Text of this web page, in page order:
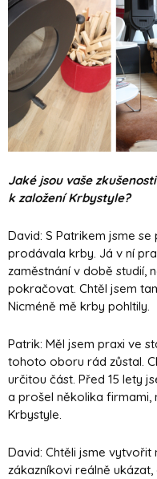
Jaké jsou vaše
k založení Krbystyle?
David: S Patrikem jsme
prodávala krby. Já v ní
zaměstnání v době studií,
pokračovat. Chtěl jsem
Nicméně mě krby pohltily.
Patrik: Měl jsem praxi ve
tohoto oboru rád zůstal.
určitou část. Před 15 lety
a prošel několika firmami,
Krbystyle.
David: Chtěli jsme
zákazníkovi reálně